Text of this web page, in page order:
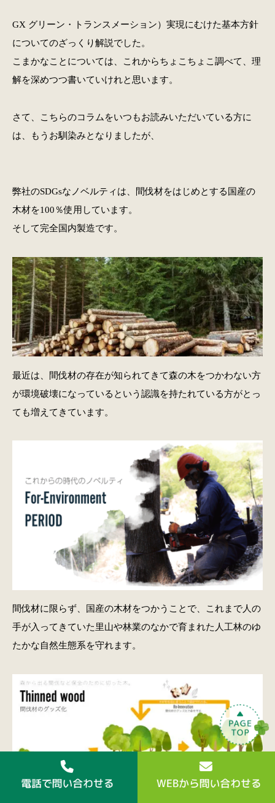
GX グリーン・トランスメーション）実現にむけた基本方針
についてのざっくり解説でした。
こまかなことについては、これからちょこちょこ調べて、理
解を深めつつ書いていけれと思います。
さて、こちらのコラムをいつもお読みいただいている方に
は、もうお馴染みとなりましたが、
弊社のSDGsなノベルティは、間伐材をはじめとする国産の
木材を100％使用しています。
そして完全国内製造です。
最近は、間伐材の存在が知られてきて森の木をつかわない方
が環境破壊になっているという認識を持たれている方がとっ
ても増えてきています。
間伐材に限らず、国産の木材をつかうことで、これまで人の
手が入ってきていた里山や林業のなかで育まれた人工林のゆ
たかな自然生態系を守れます。